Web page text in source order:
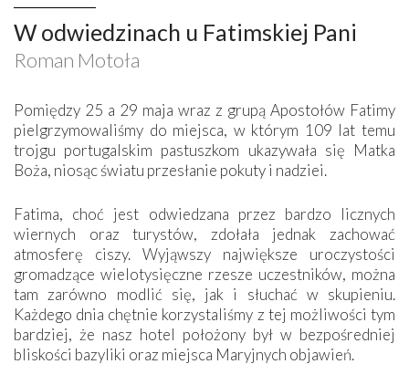
W odwiedzinach u Fatimskiej Pani
Roman Motoła
Pomiędzy 25 a 29 maja wraz z grupą Apostołów Fatimy
pielgrzymowaliśmy do miejsca, w którym 109 lat temu
trojgu portugalskim pastuszkom ukazywała się Matka
Boża, niosąc światu przesłanie pokuty i nadziei.
Fatima, choć jest odwiedzana przez bardzo licznych
wiernych oraz turystów, zdołała jednak zachować
atmosferę ciszy. Wyjąwszy największe uroczystości
gromadzące wielotysięczne rzesze uczestników, można
tam zarówno modlić się, jak i słuchać w skupieniu.
Każdego dnia chętnie korzystaliśmy z tej możliwości tym
bardziej, że nasz hotel położony był w bezpośredniej
bliskości bazyliki oraz miejsca Maryjnych objawień.